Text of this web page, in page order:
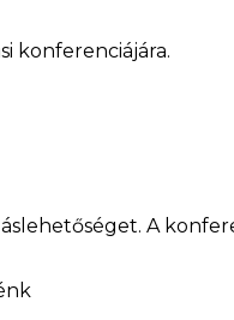
konferenciájára.
A